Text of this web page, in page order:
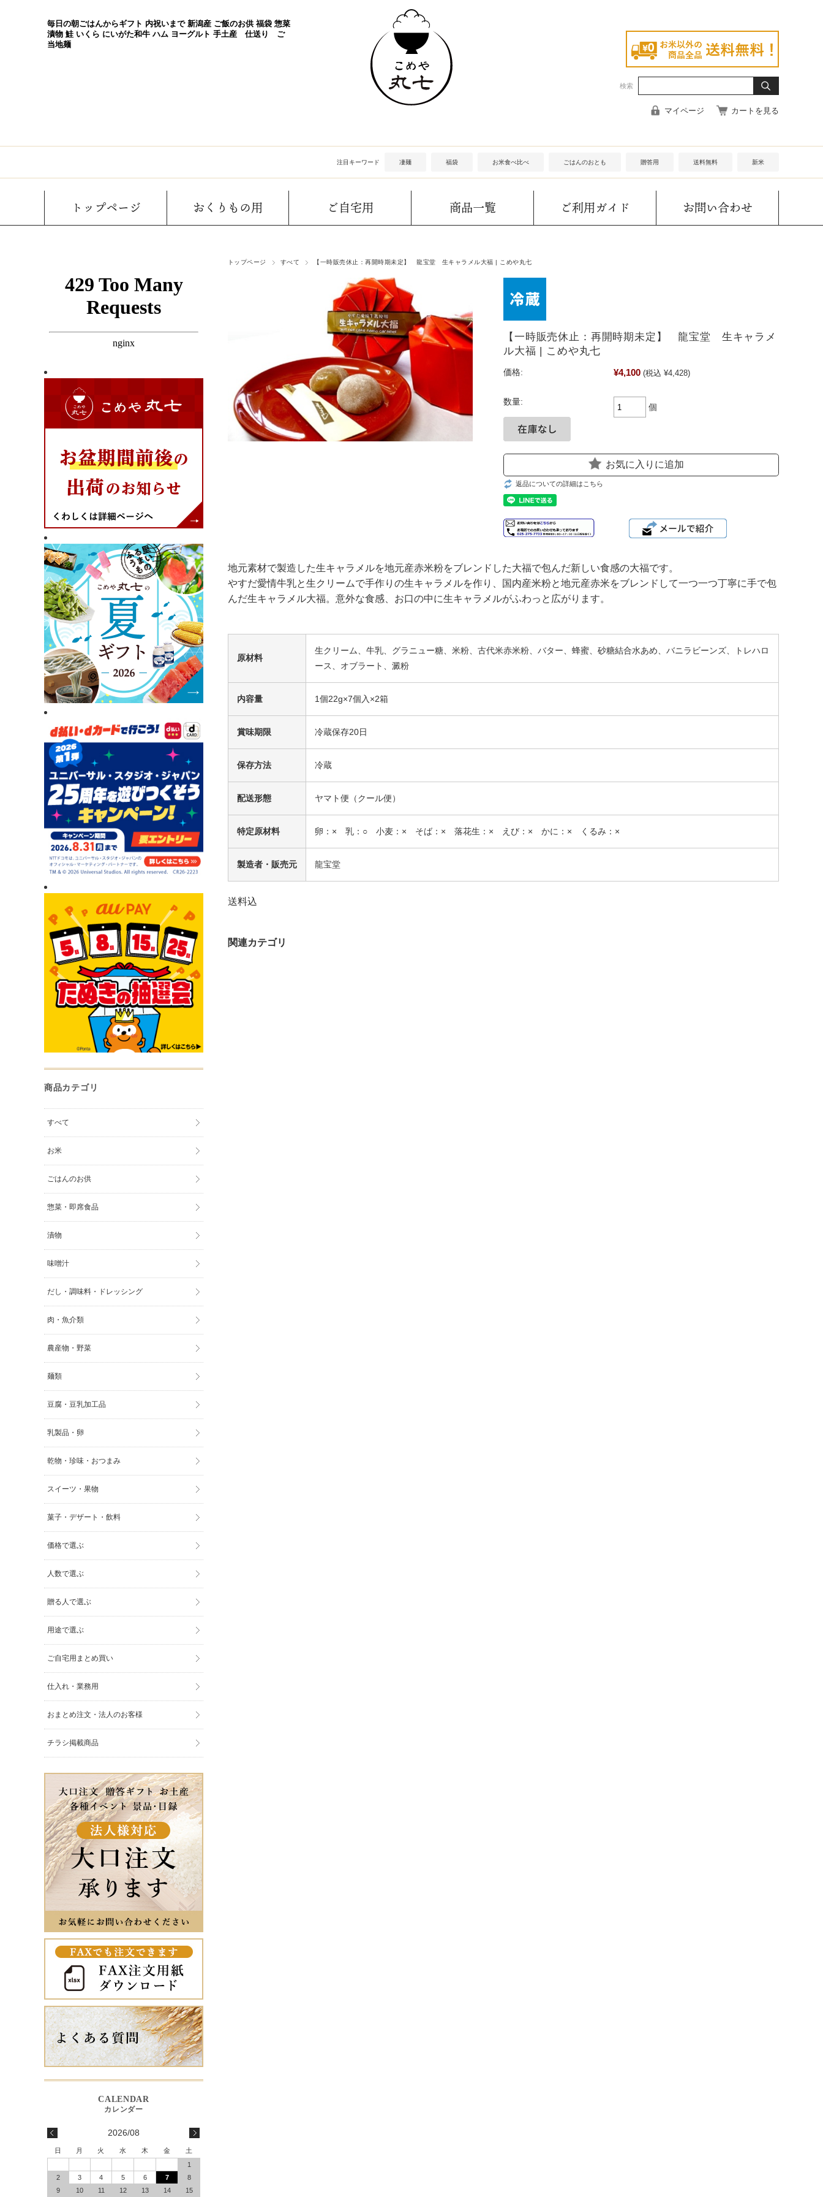
毎日の朝ごはんからギフト 内祝いまで 新潟産 ご飯のお供 福袋 惣菜
漬物 鮭 いくら にいがた和牛 ハム ヨーグルト 手土産 仕送り ご
当地麺
検索
マイページ カートを見る
注目キーワード 凄麺 福袋 お米食べ比べ ごはんのおとも 贈答用 送料無料 新米
トップページ おくりもの用 ご自宅用 商品一覧 ご利用ガイド お問い合わせ
トップページ すべて 【一時販売休止：再開時期未定】 龍宝堂 生キャラメル大福 | こめや丸七
【一時販売休止：再開時期未定】 龍宝堂 生キャラメ
ル大福 | こめや丸七
価格: ¥4,100 (税込 ¥4,428)
数量:
個
お気に入りに追加
返品についての詳細はこちら
地元素材で製造した生キャラメルを地元産赤米粉をブレンドした大福で包んだ新しい食感の大福です。
やすだ愛情牛乳と生クリームで手作りの生キャラメルを作り、国内産米粉と地元産赤米をブレンドして一つ一つ丁寧に手で包
んだ生キャラメル大福。意外な食感、お口の中に生キャラメルがふわっと広がります。
原材料
生クリーム、牛乳、グラニュー糖、米粉、古代米赤米粉、バター、蜂蜜、砂糖結合水あめ、バニラビーンズ、トレハロ
ース、オブラート、澱粉
内容量 1個22g×7個入×2箱
賞味期限 冷蔵保存20日
保存方法 冷蔵
配送形態 ヤマト便（クール便）
特定原材料 卵：× 乳：○ 小麦：× そば：× 落花生：× えび：× かに：× くるみ：×
製造者・販売元 龍宝堂
送料込
商品カテゴリ
すべて
お米
ごはんのお供
惣菜・即席食品
漬物
味噌汁
だし・調味料・ドレッシング
肉・魚介類
農産物・野菜
麺類
豆腐・豆乳加工品
乳製品・卵
乾物・珍味・おつまみ
スイーツ・果物
菓子・デザート・飲料
価格で選ぶ
人数で選ぶ
贈る人で選ぶ
用途で選ぶ
ご自宅用まとめ買い
仕入れ・業務用
おまとめ注文・法人のお客様
チラシ掲載商品
2026/08
日 月 火 水 木 金
土
1
2
3 4 5 6 7
8
9
10 11 12 13 14 15